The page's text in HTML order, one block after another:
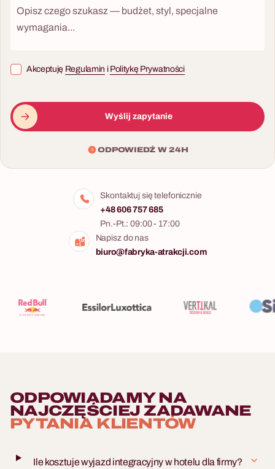
Akceptuję Regulamin i Politykę Prywatności
Wyślij zapytanie
ODPOWIEDŹ W 24H
Skontaktuj się telefonicznie
+48 606 757 685
Pn.-Pt.: 09:00 - 17:00
Napisz do nas
biuro@fabryka-atrakcji.com
ODPOWIADAMY NA
NAJCZĘŚCIEJ ZADAWANE
PYTANIA KLIENTÓW
Ile kosztuje wyjazd integracyjny w hotelu dla firmy?